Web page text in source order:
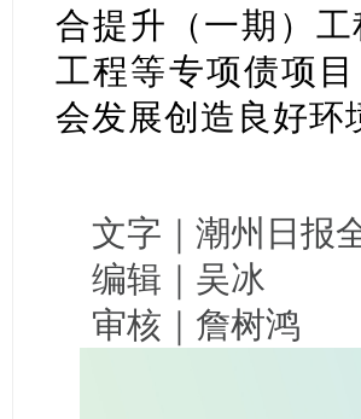
合提升（一期）
工程等专项债项
会发展创造良好环
文字｜潮州日报
编辑｜吴冰
审核｜詹树鸿